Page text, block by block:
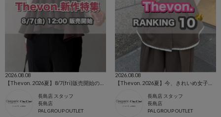
2026.08.08
長島店 スタッフ
長島店
PAL GROUP OUTLET
2026.08.08
長島店 スタッフ
長島店
PAL GROUP OUTLET